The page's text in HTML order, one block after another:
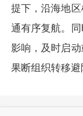
提下，沿海地
通有序复航。
影响，及时启
果断组织转移避